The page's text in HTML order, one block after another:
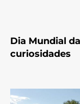
Dia Mundial
curiosidades